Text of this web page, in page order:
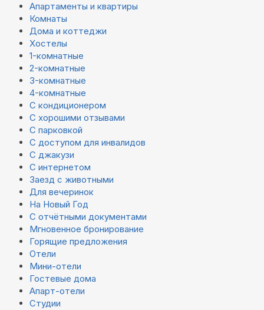
Апартаменты и квартиры
Комнаты
Дома и коттеджи
Хостелы
1-комнатные
2-комнатные
3-комнатные
4-комнатные
С кондиционером
С хорошими отзывами
С парковкой
С доступом для инвалидов
С джакузи
С интернетом
Заезд с животными
Для вечеринок
На Новый Год
С отчётными документами
Мгновенное бронирование
Горящие предложения
Отели
Мини-отели
Гостевые дома
Апарт-отели
Студии